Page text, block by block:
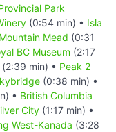
Park
(0:54 min) • Isla
Mead (0:31
BC Museum (2:17
(2:39 min) • Peak 2
(0:38 min) •
• British Columbia
City (1:17 min) •
West-Kanada (3:28